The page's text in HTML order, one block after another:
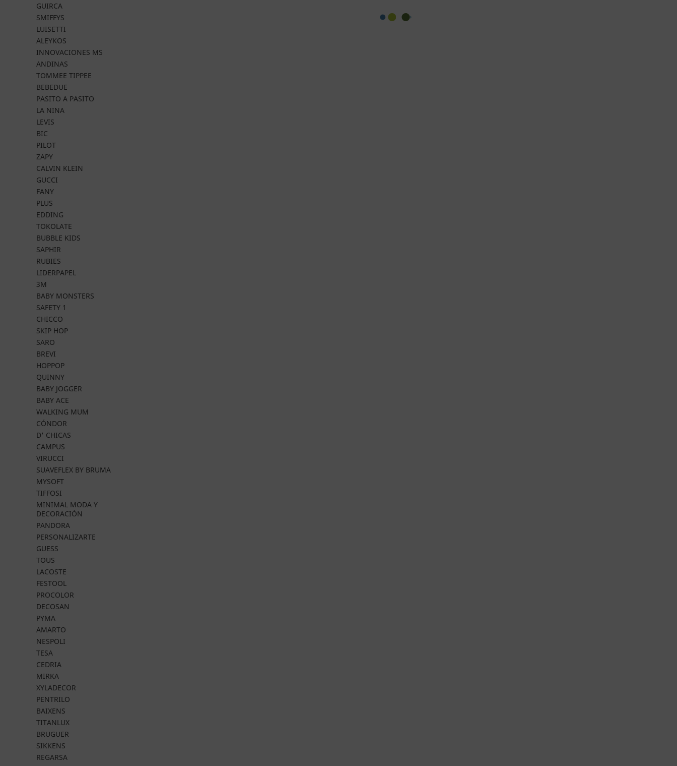
GUIRCA
SMIFFYS
LUISETTI
ALEYKOS
INNOVACIONES MS
ANDINAS
TOMMEE TIPPEE
BEBEDUE
PASITO A PASITO
LA NINA
LEVIS
BIC
PILOT
ZAPY
CALVIN KLEIN
GUCCI
FANY
PLUS
EDDING
TOKOLATE
BUBBLE KIDS
SAPHIR
RUBIES
LIDERPAPEL
3M
BABY MONSTERS
SAFETY 1
CHICCO
SKIP HOP
SARO
BREVI
HOPPOP
QUINNY
BABY JOGGER
BABY ACE
WALKING MUM
CÓNDOR
D' CHICAS
CAMPUS
VIRUCCI
SUAVEFLEX BY BRUMA
MYSOFT
TIFFOSI
MINIMAL MODA Y
DECORACIÓN
PANDORA
PERSONALIZARTE
GUESS
TOUS
LACOSTE
FESTOOL
PROCOLOR
DECOSAN
PYMA
AMARTO
NESPOLI
TESA
CEDRIA
MIRKA
XYLADECOR
PENTRILO
BAIXENS
TITANLUX
BRUGUER
SIKKENS
REGARSA